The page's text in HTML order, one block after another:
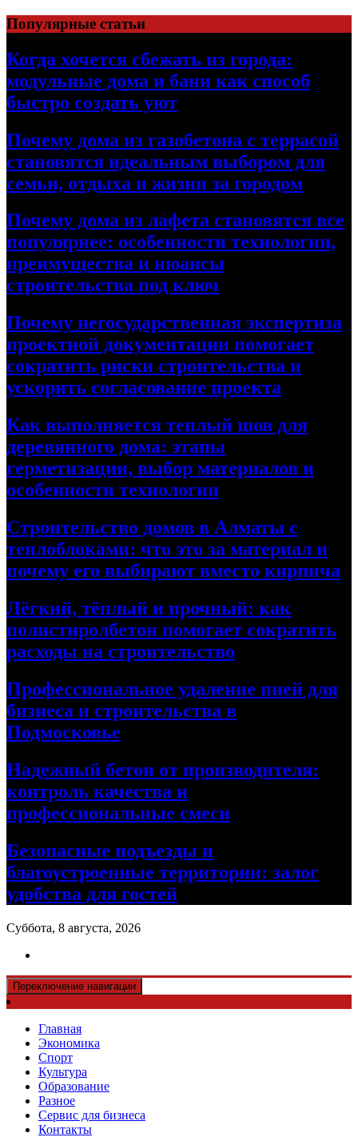
Перейти
к
содержимому
Популярные статьи
Когда хочется сбежать из города:
модульные дома и бани как способ
быстро создать уют
Почему дома из газобетона с террасой
становятся идеальным выбором для
семьи, отдыха и жизни за городом
Почему дома из лафета становятся все
популярнее: особенности технологии,
преимущества и нюансы
строительства под ключ
Почему негосударственная экспертиза
проектной документации помогает
сократить риски строительства и
ускорить согласование проекта
Как выполняется теплый шов для
деревянного дома: этапы
герметизации, выбор материалов и
особенности технологии
Строительство домов в Алматы с
теплоблоками: что это за материал и
почему его выбирают вместо кирпича
Лёгкий, тёплый и прочный: как
полистиролбетон помогает сократить
расходы на строительство
Профессиональное удаление пней для
бизнеса и строительства в
Подмосковье
Надежный бетон от производителя:
контроль качества и
профессиональные смеси
Безопасные подъезды и
благоустроенные территории: залог
удобства для гостей
Суббота, 8 августа, 2026
Переключение навигации
Главная
Экономика
Спорт
Культура
Образование
Разное
Сервис для бизнеса
Контакты